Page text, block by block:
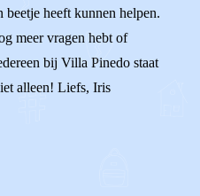
heeft kunnen helpen.
meer vragen hebt of
bij Villa Pinedo staat
alleen! Liefs, Iris